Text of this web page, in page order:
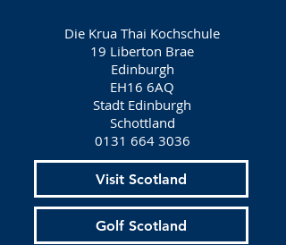
Die Krua Thai Kochschule
19 Liberton Brae
Edinburgh
EH16 6AQ
Stadt Edinburgh
Schottland
0131 664 3036
Visit Scotland
Golf Scotland